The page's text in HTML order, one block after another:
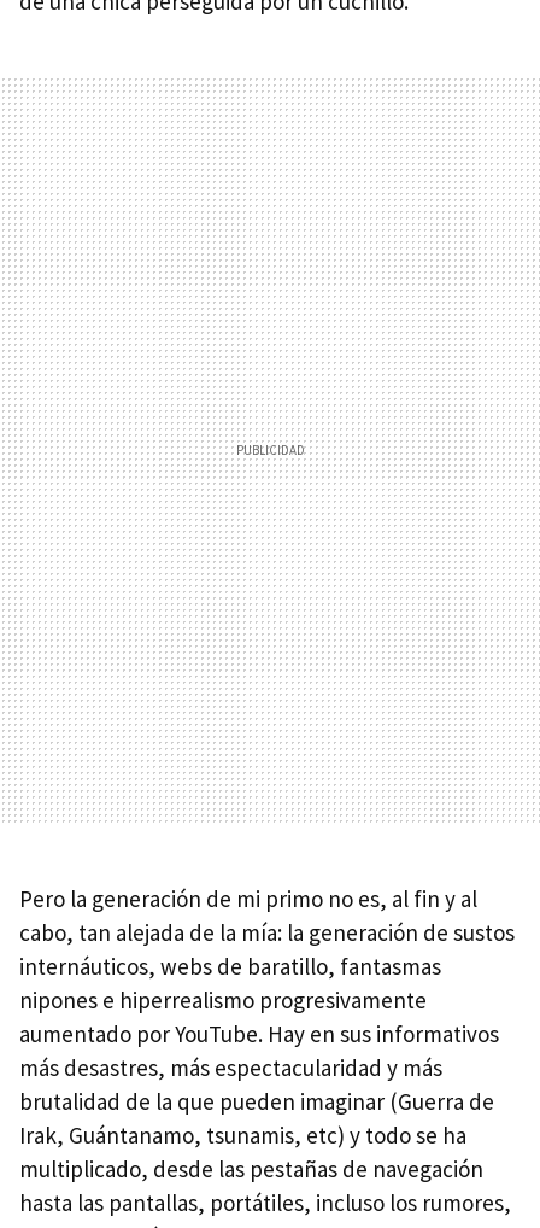
Pero la generación de mi primo no es, al fin y al
cabo, tan alejada de la mía: la generación de sustos
internáuticos, webs de baratillo, fantasmas
nipones e hiperrealismo progresivamente
aumentado por YouTube. Hay en sus informativos
más desastres, más espectacularidad y más
brutalidad de la que pueden imaginar (Guerra de
Irak, Guántanamo, tsunamis, etc) y todo se ha
multiplicado, desde las pestañas de navegación
hasta las pantallas, portátiles, incluso los rumores,